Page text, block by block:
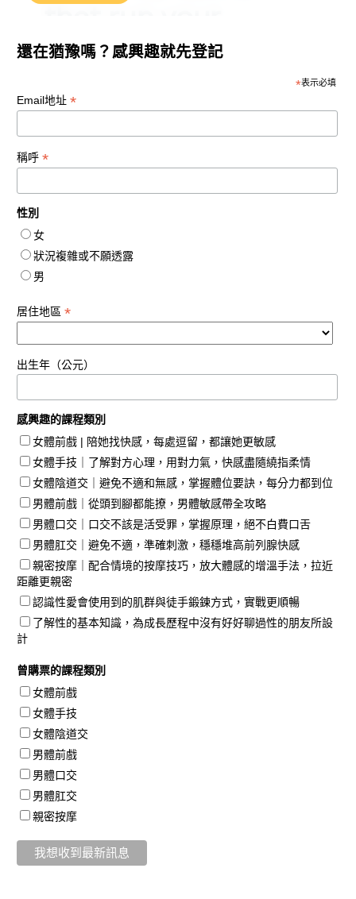
還在猶豫嗎？感興趣就先登記
*表示必填
Email地址 *
稱呼 *
性別
女
狀況複雜或不願透露
男
居住地區 *
出生年（公元）
感興趣的課程類別
女體前戲 | 陪她找快感，每處逗留，都讓她更敏感
女體手技｜了解對方心理，用對力氣，快感盡隨繞指柔情
女體陰道交｜避免不適和無感，掌握體位要訣，每分力都到位
男體前戲｜從頭到腳都能撩，男體敏感帶全攻略
男體口交｜口交不該是活受罪，掌握原理，絕不白費口舌
男體肛交｜避免不適，準確刺激，穩穩堆高前列腺快感
親密按摩｜配合情境的按摩技巧，放大體感的增溫手法，拉近
距離更親密
認識性愛會使用到的肌群與徒手鍛鍊方式，實戰更順暢
了解性的基本知識，為成長歷程中沒有好好聊過性的朋友所設
計
曾購票的課程類別
女體前戲
女體手技
女體陰道交
男體前戲
男體口交
男體肛交
親密按摩